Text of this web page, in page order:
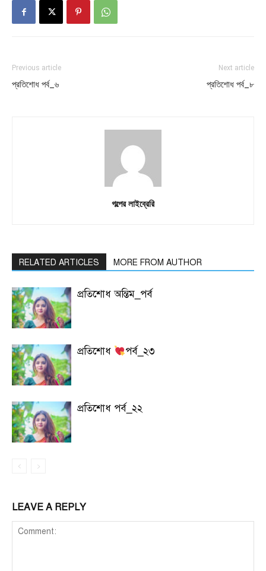
Previous article
প্রতিশোধ পর্ব_৬
Next article
প্রতিশোধ পর্ব_৮
গল্পের লাইব্রেরি
RELATED ARTICLES MORE FROM AUTHOR
প্রতিশোধ অন্তিম_পর্ব
প্রতিশোধ পর্ব_২৩
প্রতিশোধ পর্ব_২২
LEAVE A REPLY